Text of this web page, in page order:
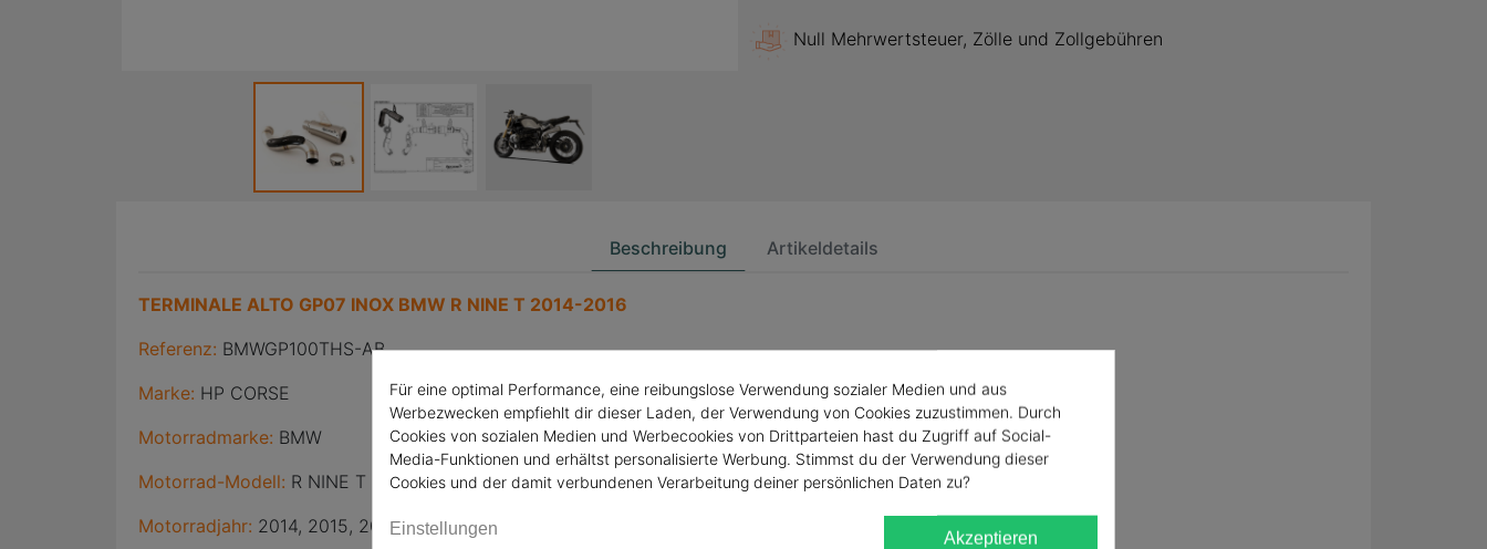
Null Mehrwertsteuer, Zölle und Zollgebühren
Beschreibung Artikeldetails
TERMINALE ALTO GP07 INOX BMW R NINE T 2014-2016
Referenz: BMWGP100THS-AB
Marke: HP CORSE
Motorradmarke: BMW
Motorrad-Modell: R NINE T
Motorradjahr: 2014, 2015, 2016
Für eine optimal Performance, eine reibungslose Verwendung sozialer Medien und aus
Werbezwecken empfiehlt dir dieser Laden, der Verwendung von Cookies zuzustimmen. Durch
Cookies von sozialen Medien und Werbecookies von Drittparteien hast du Zugriff auf Social-
Media-Funktionen und erhältst personalisierte Werbung. Stimmst du der Verwendung dieser
Cookies und der damit verbundenen Verarbeitung deiner persönlichen Daten zu?
Einstellungen
Akzeptieren